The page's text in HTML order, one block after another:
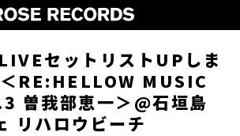
セットリストUPしま
RE:HELLOW MUSIC
曽我部恵一＞@石垣島
リハロウビーチ